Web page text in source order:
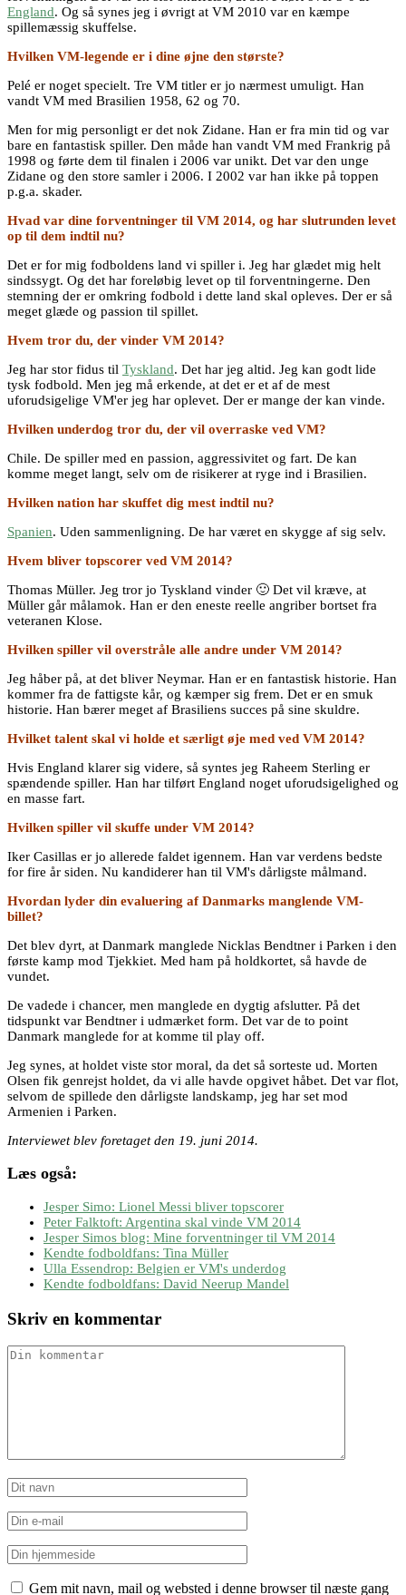
England. Og så synes jeg i øvrigt at VM 2010 var en kæmpe
spillemæssig skuffelse.
Hvilken VM-legende er i dine øjne den største?
Pelé er noget specielt. Tre VM titler er jo nærmest umuligt. Han
vandt VM med Brasilien 1958, 62 og 70.
Men for mig personligt er det nok Zidane. Han er fra min tid og var
bare en fantastisk spiller. Den måde han vandt VM med Frankrig på
1998 og førte dem til finalen i 2006 var unikt. Det var den unge
Zidane og den store samler i 2006. I 2002 var han ikke på toppen
p.g.a. skader.
Hvad var dine forventninger til VM 2014, og har slutrunden levet
op til dem indtil nu?
Det er for mig fodboldens land vi spiller i. Jeg har glædet mig helt
sindssygt. Og det har foreløbig levet op til forventningerne. Den
stemning der er omkring fodbold i dette land skal opleves. Der er så
meget glæde og passion til spillet.
Hvem tror du, der vinder VM 2014?
Jeg har stor fidus til Tyskland. Det har jeg altid. Jeg kan godt lide
tysk fodbold. Men jeg må erkende, at det er et af de mest
uforudsigelige VM'er jeg har oplevet. Der er mange der kan vinde.
Hvilken underdog tror du, der vil overraske ved VM?
Chile. De spiller med en passion, aggressivitet og fart. De kan
komme meget langt, selv om de risikerer at ryge ind i Brasilien.
Hvilken nation har skuffet dig mest indtil nu?
Spanien. Uden sammenligning. De har været en skygge af sig selv.
Hvem bliver topscorer ved VM 2014?
Thomas Müller. Jeg tror jo Tyskland vinder 🙂 Det vil kræve, at
Müller går målamok. Han er den eneste reelle angriber bortset fra
veteranen Klose.
Hvilken spiller vil overstråle alle andre under VM 2014?
Jeg håber på, at det bliver Neymar. Han er en fantastisk historie. Han
kommer fra de fattigste kår, og kæmper sig frem. Det er en smuk
historie. Han bærer meget af Brasiliens succes på sine skuldre.
Hvilket talent skal vi holde et særligt øje med ved VM 2014?
Hvis England klarer sig videre, så syntes jeg Raheem Sterling er
spændende spiller. Han har tilført England noget uforudsigelighed og
en masse fart.
Hvilken spiller vil skuffe under VM 2014?
Iker Casillas er jo allerede faldet igennem. Han var verdens bedste
for fire år siden. Nu kandiderer han til VM's dårligste målmand.
Hvordan lyder din evaluering af Danmarks manglende VM-
billet?
Det blev dyrt, at Danmark manglede Nicklas Bendtner i Parken i den
første kamp mod Tjekkiet. Med ham på holdkortet, så havde de
vundet.
De vadede i chancer, men manglede en dygtig afslutter. På det
tidspunkt var Bendtner i udmærket form. Det var de to point
Danmark manglede for at komme til play off.
Jeg synes, at holdet viste stor moral, da det så sorteste ud. Morten
Olsen fik genrejst holdet, da vi alle havde opgivet håbet. Det var flot,
selvom de spillede den dårligste landskamp, jeg har set mod
Armenien i Parken.
Interviewet blev foretaget den 19. juni 2014.
Læs også:
Jesper Simo: Lionel Messi bliver topscorer
Peter Falktoft: Argentina skal vinde VM 2014
Jesper Simos blog: Mine forventninger til VM 2014
Kendte fodboldfans: Tina Müller
Ulla Essendrop: Belgien er VM's underdog
Kendte fodboldfans: David Neerup Mandel
Skriv en kommentar
Gem mit navn, mail og websted i denne browser til næste gang